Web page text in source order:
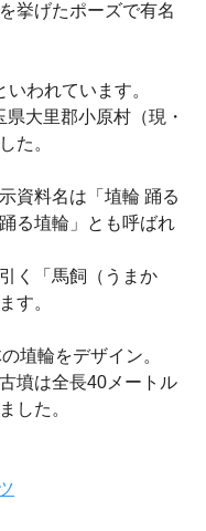
挙げたポーズで有名
われています。
大里郡小原村（現・
た。
資料名は「埴輪 踊る
る埴輪」とも呼ばれ
く「馬飼（うまか
す。
埴輪をデザイン。
墳は全長40メートル
した。